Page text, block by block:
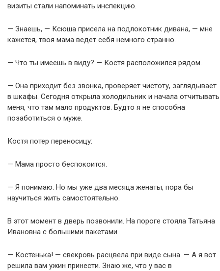
визиты стали напоминать инспекцию.
— Знаешь, — Ксюша присела на подлокотник дивана, — мне
кажется, твоя мама ведет себя немного странно.
— Что ты имеешь в виду? — Костя расположился рядом.
— Она приходит без звонка, проверяет чистоту, заглядывает
в шкафы. Сегодня открыла холодильник и начала отчитывать
меня, что там мало продуктов. Будто я не способна
позаботиться о муже.
Костя потер переносицу:
— Мама просто беспокоится.
— Я понимаю. Но мы уже два месяца женаты, пора бы
научиться жить самостоятельно.
В этот момент в дверь позвонили. На пороге стояла Татьяна
Ивановна с большими пакетами.
— Костенька! — свекровь расцвела при виде сына. — А я вот
решила вам ужин принести. Знаю же, что у вас в